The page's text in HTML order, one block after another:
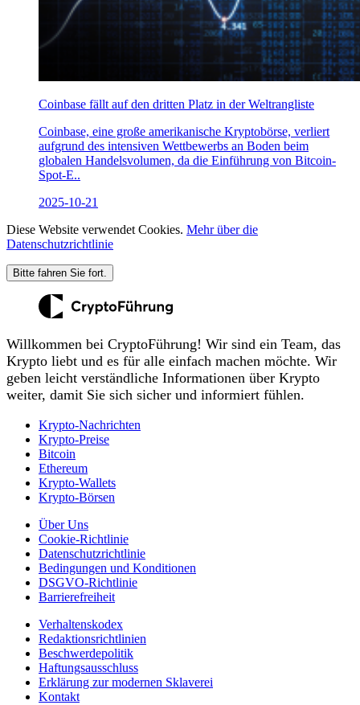
Coinbase fällt auf den dritten Platz in der Weltrangliste
Coinbase, eine große amerikanische Kryptobörse, verliert
aufgrund des intensiven Wettbewerbs an Boden beim
globalen Handelsvolumen, da die Einführung von Bitcoin-
Spot-E..
2025-10-21
Diese Website verwendet Cookies. Mehr über die
Datenschutzrichtlinie
Bitte fahren Sie fort.
Willkommen bei CryptoFührung! Wir sind ein Team, das
Krypto liebt und es für alle einfach machen möchte. Wir
geben leicht verständliche Informationen über Krypto
weiter, damit Sie sich sicher und informiert fühlen.
Krypto-Nachrichten
Krypto-Preise
Bitcoin
Ethereum
Krypto-Wallets
Krypto-Börsen
Über Uns
Cookie-Richtlinie
Datenschutzrichtlinie
Bedingungen und Konditionen
DSGVO-Richtlinie
Barrierefreiheit
Verhaltenskodex
Redaktionsrichtlinien
Beschwerdepolitik
Haftungsausschluss
Erklärung zur modernen Sklaverei
Kontakt